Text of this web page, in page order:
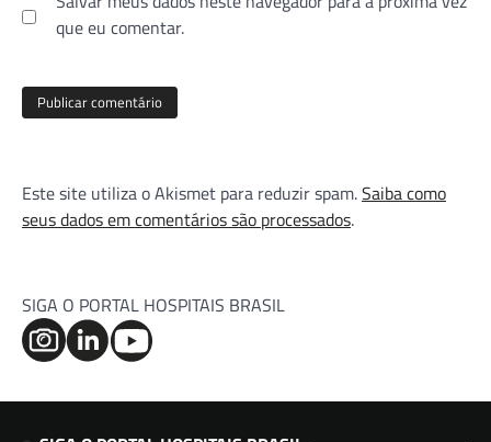
que eu comentar.
Este site utiliza o Akismet para reduzir spam.Saiba como
seus dados em comentários são processados.
SIGA O PORTAL HOSPITAIS BRASIL